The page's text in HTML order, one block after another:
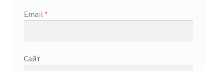
Email *
Сайт